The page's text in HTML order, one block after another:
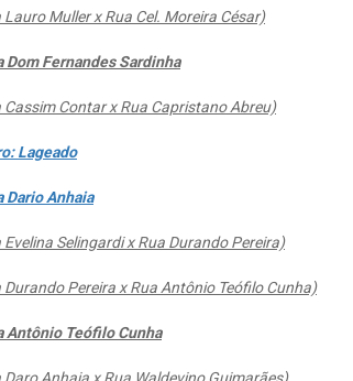
Lauro Muller x Rua Cel. Moreira César)
Dom Fernandes Sardinha
Cassim Contar x Rua Capristano Abreu)
Lageado
Dario Anhaia
Evelina Selingardi x Rua Durando Pereira)
Durando Pereira x Rua Antônio Teófilo Cunha)
Antônio Teófilo Cunha